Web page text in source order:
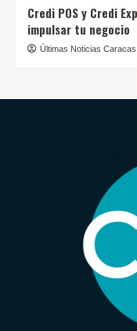
Credi POS y Credi
impulsar tu negocio
Últimas Noticias Caracas